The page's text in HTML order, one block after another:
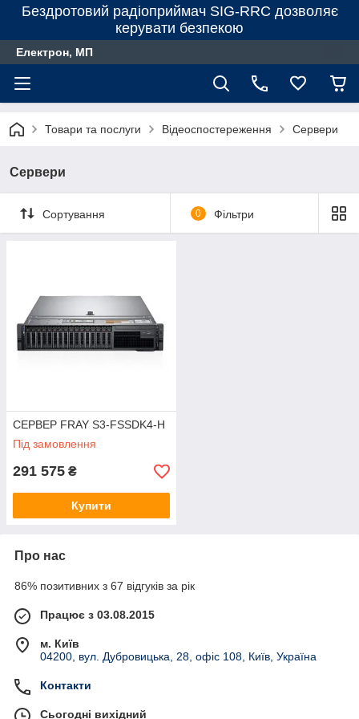
Бездротовий радіоприймач SIG-RRC дозволяє
керувати безпекою
Електрон, МП
Товари та послуги Відеоспостереження Сервери
Сервери
Сортування 0 Фільтри
СЕРВЕР FRAY S3-FSSDK4-H
Під замовлення
291 575 ₴
Купити
Про нас
86% позитивних з 67 відгуків за рік
Працює з 03.08.2015
м. Київ
04200, вул. Дубровицька, 28, офіс 108, Київ, Україна
Контакти
Сьогодні вихідний